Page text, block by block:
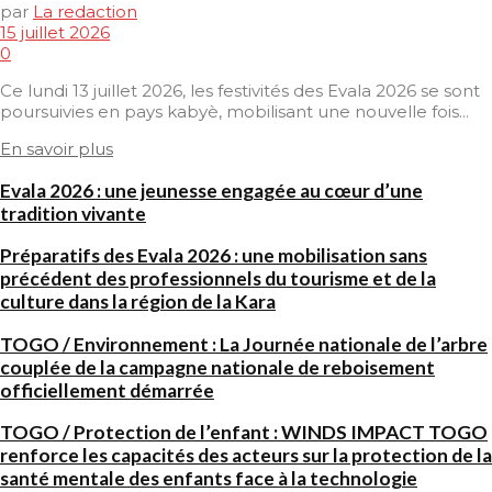
par La redaction
15 juillet 2026
0
Ce lundi 13 juillet 2026, les festivités des Evala 2026 se sont
poursuivies en pays kabyè, mobilisant une nouvelle fois...
En savoir plus
Evala 2026 : une jeunesse engagée au cœur d’une
tradition vivante
Préparatifs des Evala 2026 : une mobilisation sans
précédent des professionnels du tourisme et de la
culture dans la région de la Kara
TOGO / Environnement : La Journée nationale de l’arbre
couplée de la campagne nationale de reboisement
officiellement démarrée
TOGO / Protection de l’enfant : WINDS IMPACT TOGO
renforce les capacités des acteurs sur la protection de la
santé mentale des enfants face à la technologie